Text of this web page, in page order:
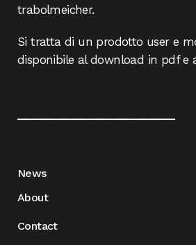
trabolmeicher.
Si tratta di un prodotto user e
disponibile al download in pdf e
News
About
Contact